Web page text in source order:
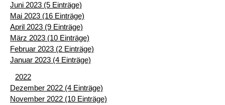
Juni 2023 (5 Einträge)
Mai 2023 (16 Einträge)
April 2023 (9 Einträge)
März 2023 (10 Einträge)
Februar 2023 (2 Einträge)
Januar 2023 (4 Einträge)
2022
Dezember 2022 (4 Einträge)
November 2022 (10 Einträge)